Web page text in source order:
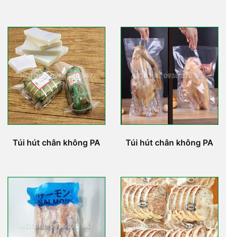
Túi hút chân không PA Túi hút chân không PA